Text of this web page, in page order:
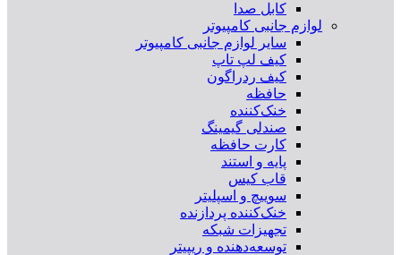
کابل صدا
لوازم جانبی کامپیوتر
سایر لوازم جانبی کامپیوتر
کیف لپ تاپ
کیف ردراگون
حافظه
خنک‌کننده
صندلی گیمینگ
کارت حافظه
پایه و استند
قاب کیس
سوییچ و اسپلیتر
خنک‌کننده پردازنده
تجهیزات شبکه
توسعه‌دهنده و ریپیتر